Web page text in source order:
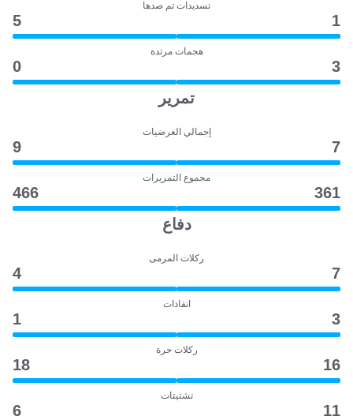
تسديدات تم صدها
1
5
هجمات مرتدة
3
0
تمرير
إجمالي العرضيات
7
9
مجموع التمريرات
361
466
دفاع
ركلات المرمى
7
4
انقاذات
3
1
ركلات حرة
16
18
تشتيتات
11
6